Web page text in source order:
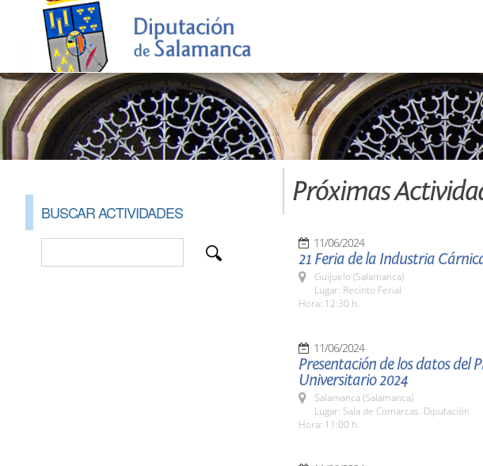
BUSCAR ACTIVIDADES
Próximas
11/06/2024
21 Feria de la Industria
Guijuelo (Salamanca)
Lugar: Recinto Ferial
Hora: 12:30 h.
11/06/2024
Presentación de los datos del
Universitario 2024
Salamanca (Salamanca)
Lugar: Sala de Comarcas. Diputación
Hora: 11:00 h.